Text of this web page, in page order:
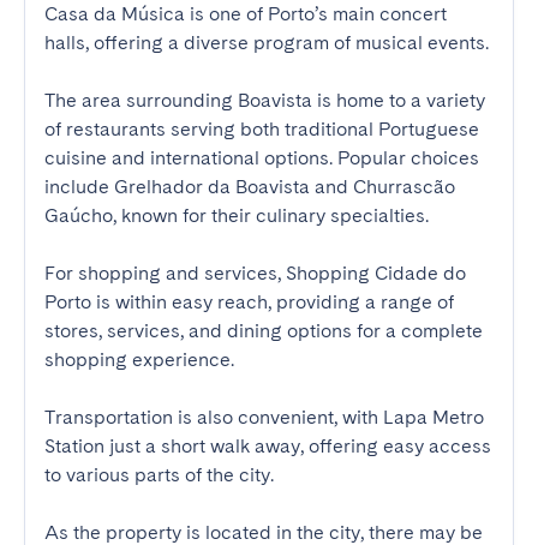
Casa da Música is one of Porto’s main concert
halls, offering a diverse program of musical events.
The area surrounding Boavista is home to a variety
of restaurants serving both traditional Portuguese
cuisine and international options. Popular choices
include Grelhador da Boavista and Churrascão
Gaúcho, known for their culinary specialties.
For shopping and services, Shopping Cidade do
Porto is within easy reach, providing a range of
stores, services, and dining options for a complete
shopping experience.
Transportation is also convenient, with Lapa Metro
Station just a short walk away, offering easy access
to various parts of the city.
As the property is located in the city, there may be